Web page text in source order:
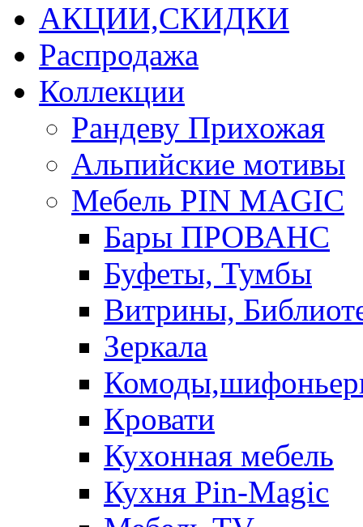
АКЦИИ,СКИДКИ
Распродажа
Коллекции
Рандеву Прихожая
Альпийские мотивы
Мебель PIN MAGIС
Бары ПРОВАНС
Буфеты, Тумбы
Витрины,
Зеркала
Кровати
Кухонная мебель
Кухня Pin-Magic